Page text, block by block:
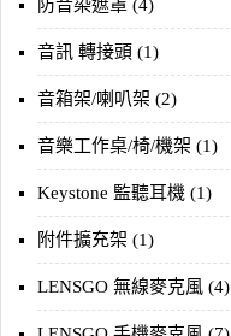
防音染遮罩 (4)
音訊 轉接頭 (1)
音箱架/喇叭架 (2)
音樂工作桌/椅/機架 (1)
Keystone 監聽耳機 (1)
附件擴充架 (1)
LENSGO 無線麥克風 (4)